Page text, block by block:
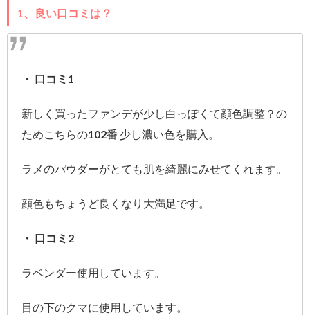
1、良い口コミは？
・ 口コミ1
新しく買ったファンデが少し白っぽくて顔色調整？の
ためこちらの102番 少し濃い色を購入。
ラメのパウダーがとても肌を綺麗にみせてくれます。
顔色もちょうど良くなり大満足です。
・ 口コミ2
ラベンダー使用しています。
目の下のクマに使用しています。